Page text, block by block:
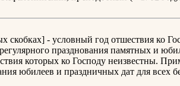
скобках] - условный год отшествия ко
празднования памятных и
которых ко Господу неизвестны.
юбилеев и праздничных дат для всех